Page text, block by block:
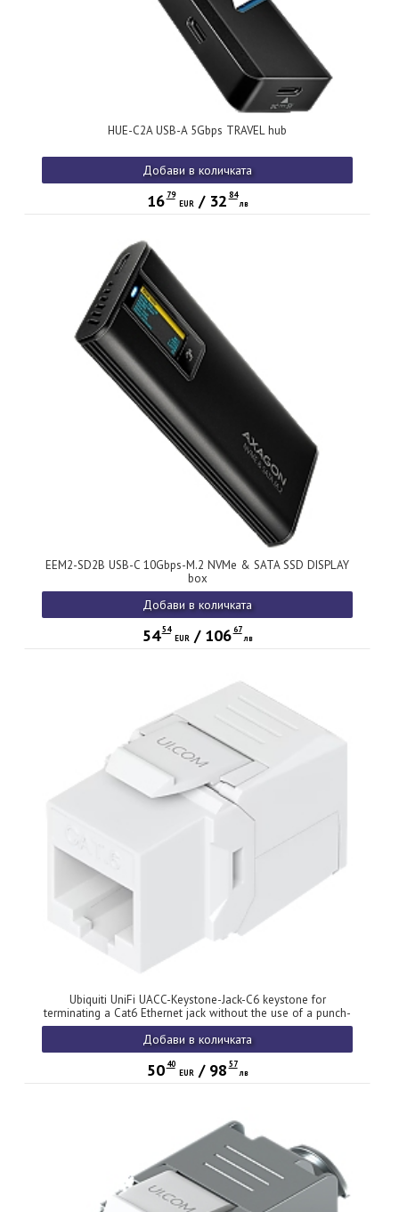
HUE-C2A USB-A 5Gbps TRAVEL hub
Добави в количката
16 79
EUR/ 32 84
лв
EEM2-SD2B USB-C 10Gbps-M.2 NVMe & SATA SSD DISPLAY
box
Добави в количката
54 54
EUR/ 106 67
лв
Ubiquiti UniFi UACC-Keystone-Jack-C6 keystone for
terminating a Cat6 Ethernet jack without the use of a punch-
down or crimping too, (12) Keystone Jacks per pack
Добави в количката
50 40
EUR/ 98 57
лв